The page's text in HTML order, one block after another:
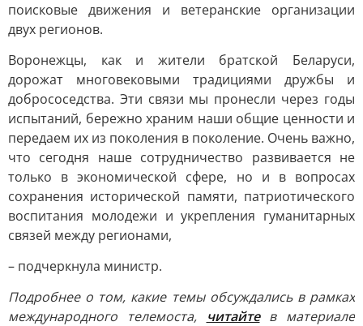
поисковые движения и ветеранские организации
двух регионов.
Воронежцы, как и жители братской Беларуси,
дорожат многовековыми традициями дружбы и
добрососедства. Эти связи мы пронесли через годы
испытаний, бережно храним наши общие ценности и
передаем их из поколения в поколение. Очень важно,
что сегодня наше сотрудничество развивается не
только в экономической сфере, но и в вопросах
сохранения исторической памяти, патриотического
воспитания молодежи и укрепления гуманитарных
связей между регионами,
– подчеркнула министр.
Подробнее о том, какие темы обсуждались в рамках
международного телемоста,
читайтев материале